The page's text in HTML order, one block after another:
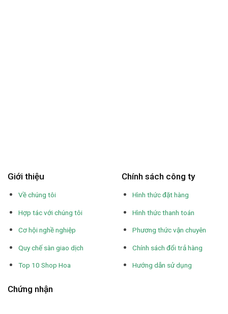
Giới thiệu
Về chúng tôi
Hợp tác với chúng tôi
Cơ hội nghề nghiệp
Quy chế sàn giao dịch
Top 10 Shop Hoa
Chứng nhận
Chính sách công ty
Hình thức đặt hàng
Hình thức thanh toán
Phương thức vận chuyên
Chính sách đổi trả hàng
Hướng dẫn sử dụng